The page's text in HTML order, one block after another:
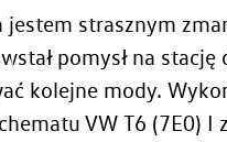
strasznym
pomysł na
kolejne mody.
VW T6 (7E0)